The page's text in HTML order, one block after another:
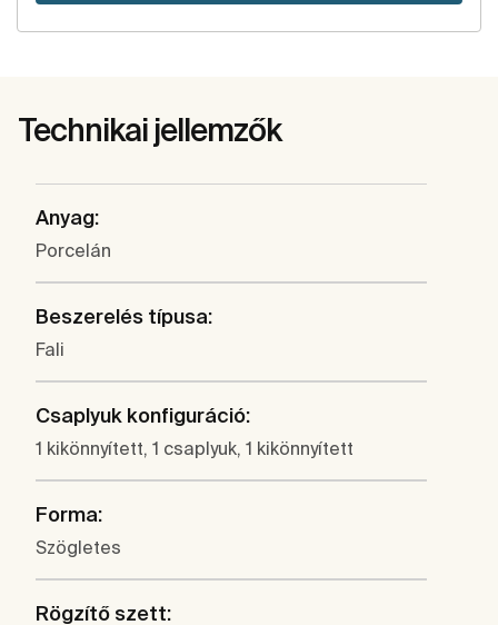
Technikai jellemzők
Anyag:
Porcelán
Beszerelés típusa:
Fali
Csaplyuk konfiguráció:
1 kikönnyített, 1 csaplyuk, 1 kikönnyített
Forma:
Szögletes
Rögzítő szett: